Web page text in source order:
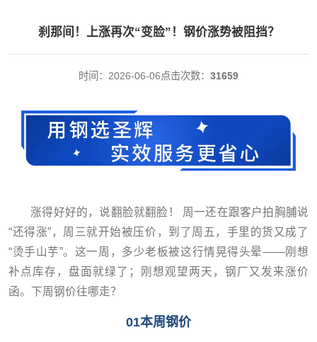
刹那间！上涨再次“变脸”！钢价涨势被阻挡？
时间：2026-06-06点击次数： 31659
涨得好好的，说翻脸就翻脸！ 周一还在跟客户拍胸脯说
“还得涨”，周三就开始被压价，到了周五，手里的货又成了
“烫手山芋”。这一周，多少老板被这行情晃得头晕——刚想
补点库存，盘面就绿了；刚想观望两天，钢厂又发来涨价
函。下周钢价往哪走？
01本周钢价